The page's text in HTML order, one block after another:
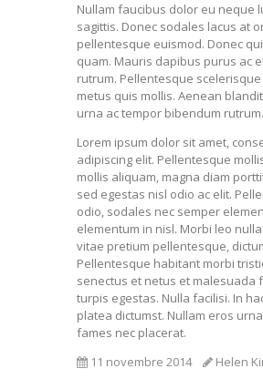
Nullam faucibus dolor eu neque
sagittis. Donec sodales lacus at
pellentesque euismod. Donec
quam. Mauris dapibus purus ac
rutrum. Pellentesque
metus quis mollis. Aenean
urna ac tempor bibendum rutrum.
Lorem ipsum dolor sit amet,
adipiscing elit. Pellentesque
mollis aliquam, magna diam
sed egestas nisl odio ac elit.
odio, sodales nec semper
elementum in nisl. Morbi leo
vitae pretium pellentesque,
Pellentesque habitant morbi
senectus et netus et malesuada
turpis egestas. Nulla facilisi. In
platea dictumst. Nullam eros
fames nec placerat.
11 novembre 2014
Helen